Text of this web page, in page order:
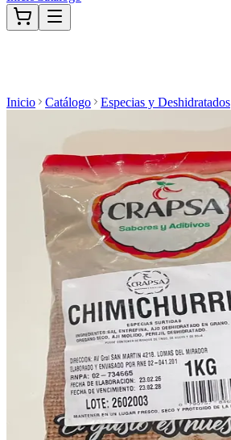
Inicio Catálogo Especias y Deshidratados